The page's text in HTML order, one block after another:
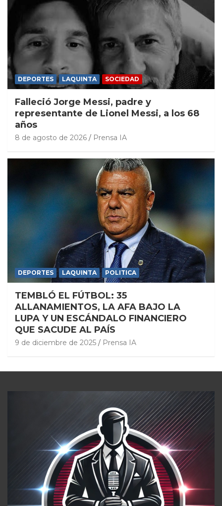
DEPORTES LAQUINTA SOCIEDAD
Falleció Jorge Messi, padre y
representante de Lionel Messi, a los 68
años
8 de agosto de 2026 Prensa IA
DEPORTES LAQUINTA POLITICA
TEMBLÓ EL FÚTBOL: 35
ALLANAMIENTOS, LA AFA BAJO LA
LUPA Y UN ESCÁNDALO FINANCIERO
QUE SACUDE AL PAÍS
9 de diciembre de 2025 Prensa IA